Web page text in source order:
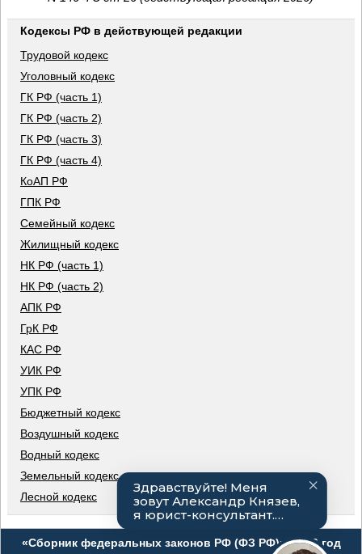
Кодексы РФ в действующей редакции
Трудовой кодекс
Уголовный кодекс
ГК РФ (часть 1)
ГК РФ (часть 2)
ГК РФ (часть 3)
ГК РФ (часть 4)
КоАП РФ
ГПК РФ
Семейный кодекс
Жилищный кодекс
НК РФ (часть 1)
НК РФ (часть 2)
АПК РФ
ГрК РФ
КАС РФ
УИК РФ
УПК РФ
Бюджетный кодекс
Воздушный кодекс
Водный кодекс
Земельный кодекс
Лесной кодекс
«Сборник федеральных законов РФ (ФЗ РФ)», 2026 год